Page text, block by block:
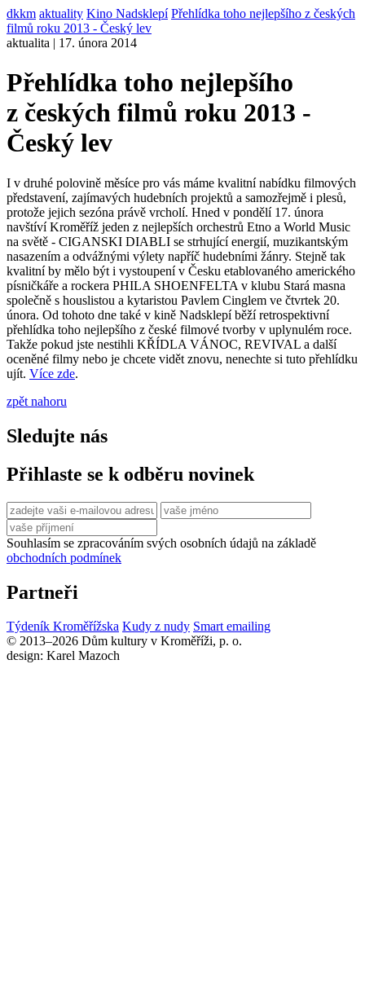
dkkm aktuality Kino Nadsklepí Přehlídka toho nejlepšího z českých
filmů roku 2013 - Český lev
aktualita | 17. února 2014
Přehlídka toho nejlepšího
z českých filmů roku 2013 -
Český lev
I v druhé polovině měsíce pro vás máme kvalitní nabídku filmových
představení, zajímavých hudebních projektů a samozřejmě i plesů,
protože jejich sezóna právě vrcholí. Hned v pondělí 17. února
navštíví Kroměříž jeden z nejlepších orchestrů Etno a World Music
na světě - CIGANSKI DIABLI se strhující energií, muzikantským
nasazením a odvážnými výlety napříč hudebními žánry. Stejně tak
kvalitní by mělo být i vystoupení v Česku etablovaného amerického
písničkáře a rockera PHILA SHOENFELTA v klubu Stará masna
společně s houslistou a kytaristou Pavlem Cinglem ve čtvrtek 20.
února. Od tohoto dne také v kině Nadsklepí běží retrospektivní
přehlídka toho nejlepšího z české filmové tvorby v uplynulém roce.
Takže pokud jste nestihli KŘÍDLA VÁNOC, REVIVAL a další
oceněné filmy nebo je chcete vidět znovu, nenechte si tuto přehlídku
ujít. Více zde.
zpět nahoru
Sledujte nás
Přihlaste se k odběru novinek
Souhlasím se zpracováním svých osobních údajů na základě
obchodních podmínek
Partneři
Týdeník Kroměřížska Kudy z nudy Smart emailing
© 2013–2026 Dům kultury v Kroměříži, p. o.
design: Karel Mazoch